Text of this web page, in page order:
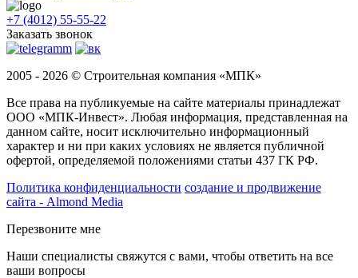
+7 (4012) 55-55-22
Заказать звонок
2005 - 2026 © Строительная компания «МПК»
Все права на публикуемые на сайте материалы принадлежат
ООО «МПК-Инвест». Любая информация, представленная на
данном сайте, носит исключительно информационный
характер и ни при каких условиях не является публичной
офертой, определяемой положениями статьи 437 ГК РФ.
Политика конфиденциальности создание и продвижение
сайта - Almond Media
Перезвоните мне
Наши специалисты свяжутся с вами, чтобы ответить на все
ваши вопросы